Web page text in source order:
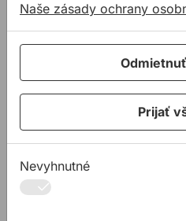
Materiál: bezolovnatý
Typ produktu: doskové
Variant:
3-bodový nosič určený
nákladu do max.
gume prísavky)
Rozsah balenia:
2x 3-bodový nosič
Naše zásady ochrany
Prijať
Nevyhnutné